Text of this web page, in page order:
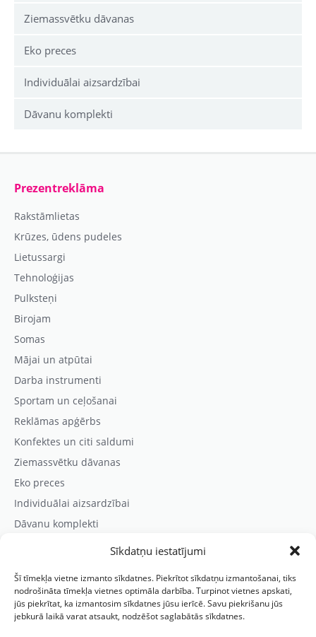
Sīkdatņu iestatījumi
Šī tīmekļa vietne izmanto sīkdatnes. Piekrītot sīkdatņu izmantošanai, tiks
nodrošināta tīmekļa vietnes optimāla darbība. Turpinot vietnes apskati,
jūs piekrītat, ka izmantosim sīkdatnes jūsu ierīcē. Savu piekrišanu jūs
jebkurā laikā varat atsaukt, nodzēšot saglabātās sīkdatnes.
Ziemassvētku dāvanas
Eko preces
Individuālai aizsardzībai
Dāvanu komplekti
Prezentreklāma
Rakstāmlietas
Krūzes, ūdens pudeles
Lietussargi
Tehnoloģijas
Pulksteņi
Birojam
Somas
Mājai un atpūtai
Darba instrumenti
Sportam un ceļošanai
Reklāmas apģērbs
Konfektes un citi saldumi
Ziemassvētku dāvanas
Eko preces
Individuālai aizsardzībai
Dāvanu komplekti
Kontaktinformācija
Prezentreklāmas aģentūra “PARIS”
Reģ.nr.: 40103625328